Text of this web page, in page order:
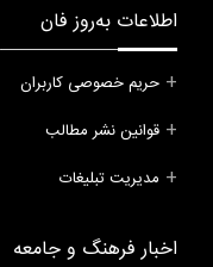
اطلاعات به‌روز فان
حریم خصوصی کاربران
قوانین نشر مطالب
مدیریت تبلیغات
اخبار فرهنگ و جامعه